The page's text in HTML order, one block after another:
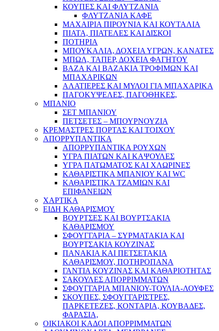
ΚΟΥΠΕΣ ΚΑΙ ΦΛΥΤΖΑΝΙΑ
ΦΛΥΤΖΑΝΙΑ ΚΑΦΕ
ΜΑΧΑΙΡΙΑ ΠΙΡΟΥΝΙΑ ΚΑΙ ΚΟΥΤΑΛΙΑ
ΠΙΑΤΑ, ΠΙΑΤΕΛΕΣ ΚΑΙ ΔΙΣΚΟΙ
ΠΟΤΗΡΙΑ
ΜΠΟΥΚΑΛΙΑ, ΔΟΧΕΙΑ ΥΓΡΩΝ, ΚΑΝΑΤΕΣ
ΜΠΩΛ, ΤΑΠΕΡ, ΔΟΧΕΙΑ ΦΑΓΗΤΟΥ
ΒΑΖΑ ΚΑΙ ΒΑΖΑΚΙΑ ΤΡΟΦΙΜΩΝ ΚΑΙ
ΜΠΑΧΑΡΙΚΩΝ
ΑΛΑΤΙΕΡΕΣ ΚΑΙ ΜΥΛΟΙ ΓΙΑ ΜΠΑΧΑΡΙΚΑ
ΠΑΓΟΚΥΨΕΛΕΣ, ΠΑΓΟΘΗΚΕΣ,
ΜΠΑΝΙΟ
ΣΕΤ ΜΠΑΝΙΟΥ
ΠΕΤΣΕΤΕΣ – ΜΠΟΥΡΝΟΥΖΙΑ
ΚΡΕΜΑΣΤΡΕΣ ΠΟΡΤΑΣ ΚΑΙ ΤΟΙΧΟΥ
ΑΠΟΡΡΥΠΑΝΤΙΚΑ
ΑΠΟΡΡΥΠΑΝΤΙΚΑ ΡΟΥΧΩΝ
ΥΓΡΑ ΠΙΑΤΩΝ ΚΑΙ ΚΑΨΟΥΛΕΣ
ΥΓΡΑ ΠΑΤΩΜΑΤΟΣ ΚΑΙ ΧΛΩΡΙΝΕΣ
ΚΑΘΑΡΙΣΤΙΚΑ ΜΠΑΝΙΟΥ ΚΑΙ WC
ΚΑΘΑΡΙΣΤΙΚΑ ΤΖΑΜΙΩΝ ΚΑΙ
ΕΠΙΦΑΝΕΙΩΝ
ΧΑΡΤΙΚΑ
ΕΙΔΗ ΚΑΘΑΡΙΣΜΟΥ
ΒΟΥΡΤΣΕΣ ΚΑΙ ΒΟΥΡΤΣΑΚΙΑ
ΚΑΘΑΡΙΣΜΟΥ
ΣΦΟΥΓΓΑΡΙΑ – ΣΥΡΜΑΤΑΚΙΑ ΚΑΙ
ΒΟΥΡΤΣΑΚΙΑ ΚΟΥΖΙΝΑΣ
ΠΑΝΑΚΙΑ ΚΑΙ ΠΕΤΣΕΤΑΚΙΑ
ΚΑΘΑΡΙΣΜΟΥ, ΠΟΤΗΡΟΠΑΝΑ
ΓΑΝΤΙΑ ΚΟΥΖΙΝΑΣ ΚΑΙ ΚΑΘΑΡΙΟΤΗΤΑΣ
ΣΑΚΟΥΛΕΣ ΑΠΟΡΡΙΜΜΑΤΩΝ
ΣΦΟΥΓΓΑΡΙΑ ΜΠΑΝΙΟΥ-ΤΟΥΛΙΑ-ΛΟΥΦΕΣ
ΣΚΟΥΠΕΣ, ΣΦΟΥΓΓΑΡΙΣΤΡΕΣ,
ΠΑΡΚΕΤΕΖΕΣ, ΚΟΝΤΑΡΙΑ, ΚΟΥΒΑΔΕΣ,
ΦΑΡΑΣΙΑ,
ΟΙΚΙΑΚΟΙ ΚΑΔΟΙ ΑΠΟΡΡΙΜΜΑΤΩΝ